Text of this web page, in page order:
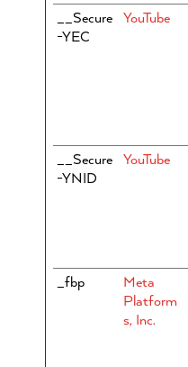
__Secure
-YEC
YouTube
__Secure
-YNID
YouTube
_fbp
Meta
Platform
s, Inc.